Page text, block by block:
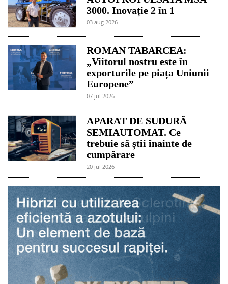
3000. Inovație 2 în 1
03 aug 2026
ROMAN TABARCEA:
„Viitorul nostru este în
exporturile pe piața Uniunii
Europene”
07 jul 2026
APARAT DE SUDURĂ
SEMIAUTOMAT. Ce
trebuie să știi înainte de
cumpărare
20 jul 2026